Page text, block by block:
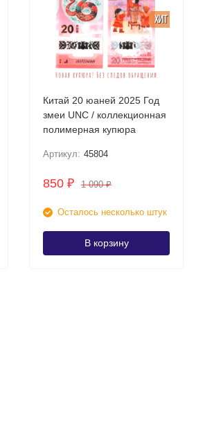
ХИТ
Китай 20 юаней 2025 Год
змеи UNC / коллекционная
полимерная купюра
Артикул: 45804
850₽ 1 090₽
Осталось несколько штук
В корзину